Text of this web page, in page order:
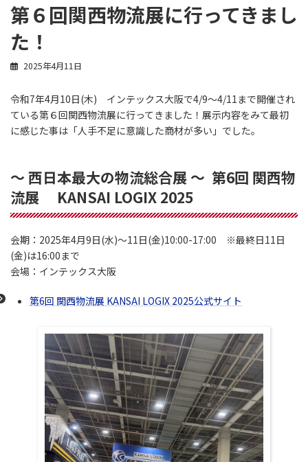
第６回関西物流展に行ってきまし
た！
2025年4月11日
令和7年4月10日(木) インテックス大阪で4/9～4/11まで開催され
ている第６回関西物流展に行ってきました！展示内容をみて最初
に感じた事は「人手不足に意識した商材が多い」でした。
〜 西日本最大の物流総合展 〜 第6回 関西物
流展 KANSAI LOGIX 2025
会期：2025年4月9日(水)〜11日(金)10:00-17:00 ※最終日11日
(金)は16:00まで
会場：インテックス大阪
第6回 関西物流展 KANSAI LOGIX 2025公式サイト